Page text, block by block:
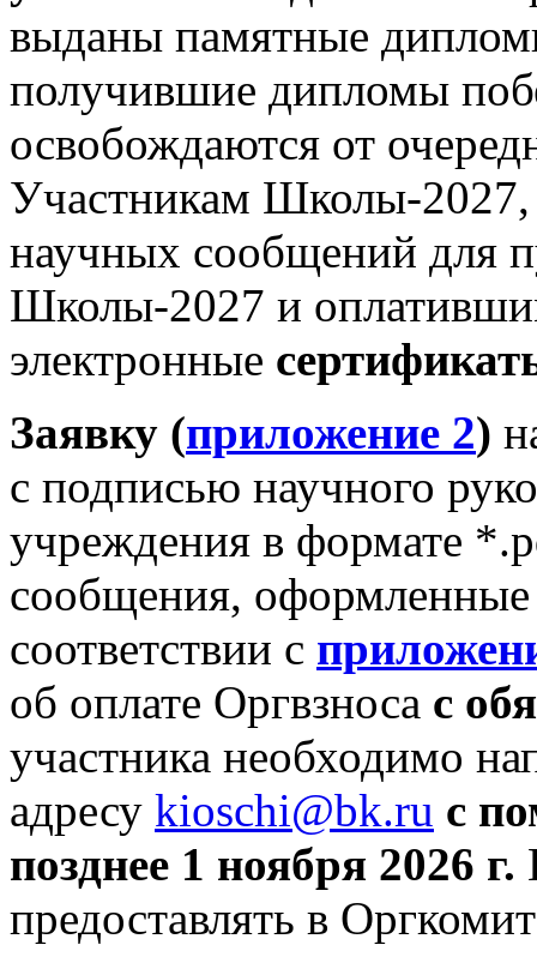
выданы памятные
получившие дипломы
освобождаются от
Участникам Школы-2027,
научных сообщений для
Школы-2027 и
электронные
Заявку (приложение 2)
с подписью научного
учреждения в формате
сообщения,
соответствии с
об оплате Оргвзноса с
участника необходимо
адресу kioschi@bk.ru с
позднее 1 ноября 2026 г.
предоставлять в